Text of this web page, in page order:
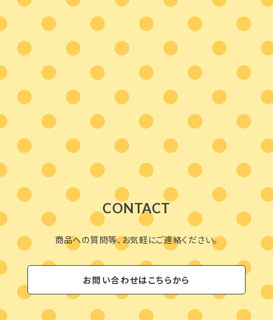
CONTACT
商品への質問等、お気軽にご連絡ください。
お問い合わせはこちらから